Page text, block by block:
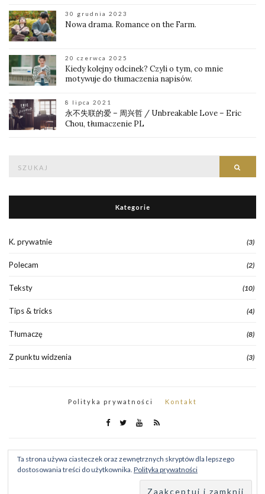
30 grudnia 2023
Nowa drama. Romance on the Farm.
20 czerwca 2025
Kiedy kolejny odcinek? Czyli o tym, co mnie
motywuje do tłumaczenia napisów.
8 lipca 2021
永不失联的爱 – 周兴哲 / Unbreakable Love – Eric
Chou, tłumaczenie PL
Kategorie
K. prywatnie (3)
Polecam (2)
Teksty (10)
Tips & tricks (4)
Tłumaczę (8)
Z punktu widzenia (3)
Polityka prywatności Kontakt
Ta strona używa ciasteczek oraz zewnętrznych skryptów dla lepszego
dostosowania treści do użytkownika. Polityka prywatności